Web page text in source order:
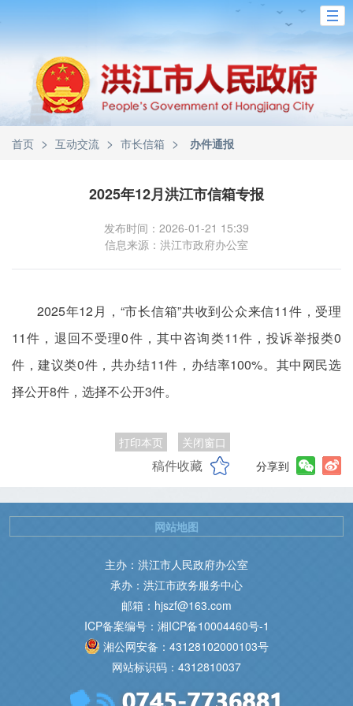
首页 > 互动交流 > 市长信箱 > 办件通报
2025年12月洪江市信箱专报
发布时间：2026-01-21 15:39
信息来源：洪江市政府办公室
2025年12月，“市长信箱”共收到公众来信11件，受理
11件，退回不受理0件，其中咨询类11件，投诉举报类0
件，建议类0件，共办结11件，办结率100%。其中网民选
择公开8件，选择不公开3件。
打印本页 关闭窗口
稿件收藏 分享到
主办：洪江市人民政府办公室
承办：洪江市政务服务中心
邮箱：hjszf@163.com
ICP备案编号：湘ICP备10004460号-1
湘公网安备：43128102000103号
网站标识码：4312810037
网站地图